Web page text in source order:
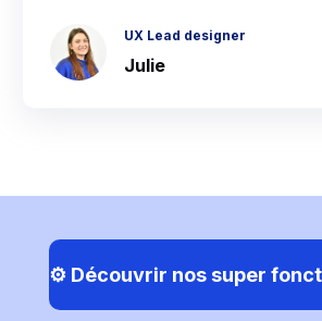
UX Lead designer
Julie
⚙️ Découvrir nos super